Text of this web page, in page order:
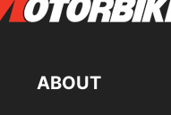
ABOUT